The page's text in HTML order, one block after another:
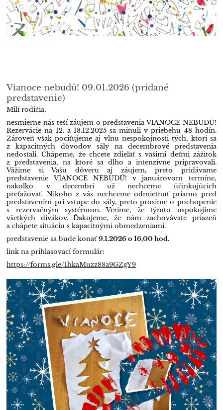
Vianoce nebudú! 09.01.2026 (pridané
predstavenie)
Milí rodičia,
nesmierne nás teší záujem o predstavenia VIANOCE NEBUDÚ!
Rezervácie na 12. a 18.12.2025 sa minuli v priebehu 48 hodín.
Zároveň však pociťujeme aj vlnu nespokojnosti tých, ktorí sa
z kapacitných dôvodov sály na decembrové predstavenia
nedostali. Chápeme, že chcete zdieľať s vašimi deťmi zážitok
z predstavenia, na ktoré sa dlho a intenzívne pripravovali.
Vážime si Vašu dôveru aj záujem, preto pridávame
predstavenie VIANOCE NEBUDÚ! v januárovom termíne,
nakoľko v decembri už nechceme účinkujúcich
preťažovať. Nikoho z vás nechceme odmietnuť priamo pred
predstavením pri vstupe do sály, preto prosíme o pochopenie
s rezervačným systémom. Veríme, že týmto uspokojíme
všetkých divákov. Ďakujeme, že nám zachovávate priazeň
a chápete situáciu s kapacitnými obmedzeniami.
predstavenie sa bude konať 9.1.2026 o 16,00 hod.
link na prihlasovací formulár:
https://forms.gle/1hkaMuzz88a9GZgY9